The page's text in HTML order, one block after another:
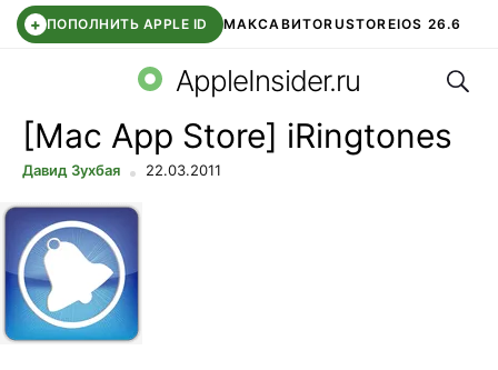
+ ПОПОЛНИТЬ APPLE ID МАКСАВИТОRUSTOREIOS 26.6
СБЕР КИДС ВТБ ОНЛАЙН ЧАТ В ROBLOX
AppleInsider.ru
[Mac App Store] iRingtones
Давид Зухбая 22.03.2011